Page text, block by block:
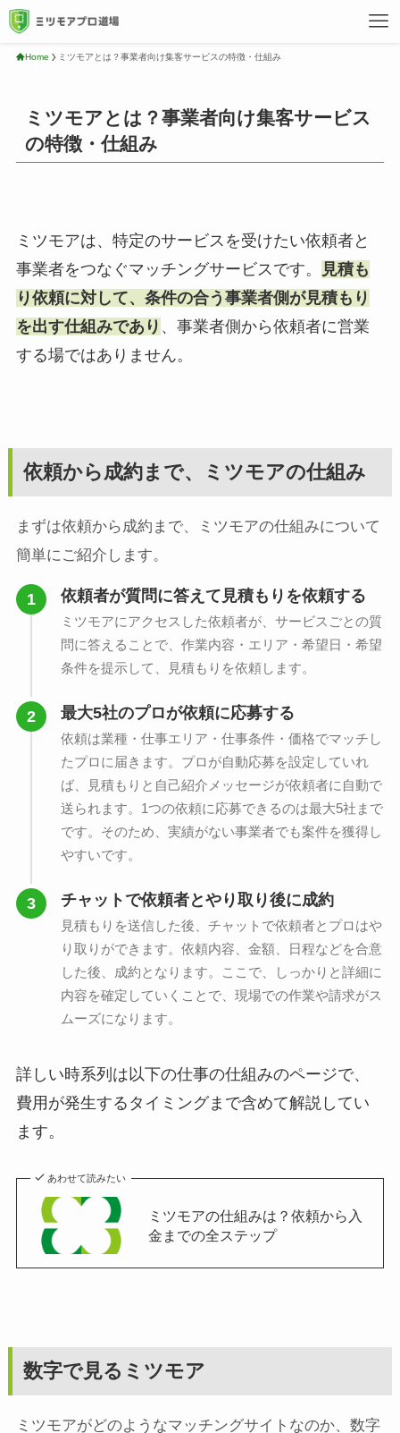
Home ミツモアとは？事業者向け集客サービスの特徴・仕組み
ミツモアとは？事業者向け集客サービス
の特徴・仕組み
ミツモアは、特定のサービスを受けたい依頼者と
事業者をつなぐマッチングサービスです。
見積も
り依頼に対して、条件の合う事業者側が見積もり
を出す仕組みであり 、事業者側から依頼者に営業
する場ではありません。
依頼から成約まで、ミツモアの仕組み
まずは依頼から成約まで、ミツモアの仕組みについて
簡単にご紹介します。
依頼者が質問に答えて見積もりを依頼する
ミツモアにアクセスした依頼者が、サービスごとの質
問に答えることで、作業内容・エリア・希望日・希望
条件を提示して、見積もりを依頼します。
最大5社のプロが依頼に応募する
依頼は業種・仕事エリア・仕事条件・価格でマッチし
たプロに届きます。プロが自動応募を設定していれ
ば、見積もりと自己紹介メッセージが依頼者に自動で
送られます。1つの依頼に応募できるのは最大5社まで
です。そのため、実績がない事業者でも案件を獲得し
やすいです。
チャットで依頼者とやり取り後に成約
見積もりを送信した後、チャットで依頼者とプロはや
り取りができます。依頼内容、金額、日程などを合意
した後、成約となります。ここで、しっかりと詳細に
内容を確定していくことで、現場での作業や請求がス
ムーズになります。
詳しい時系列は以下の仕事の仕組みのページで、
費用が発生するタイミングまで含めて解説してい
ます。
あわせて読みたい
ミツモアの仕組みは？依頼から入
金までの全ステップ
数字で見るミツモア
ミツモアがどのようなマッチングサイトなのか、数字